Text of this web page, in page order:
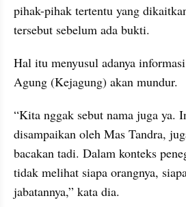
pihak-pihak tertentu yang
tersebut sebelum ada bukti.
Hal itu menyusul adanya
Agung (Kejagung) akan mundur.
“Kita nggak sebut nama juga ya.
disampaikan oleh Mas Tandra,
bacakan tadi. Dalam konteks
tidak melihat siapa orangnya,
jabatannya,” kata dia.